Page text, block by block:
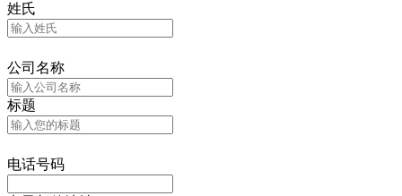
姓氏
公司名称
标题
电话号码